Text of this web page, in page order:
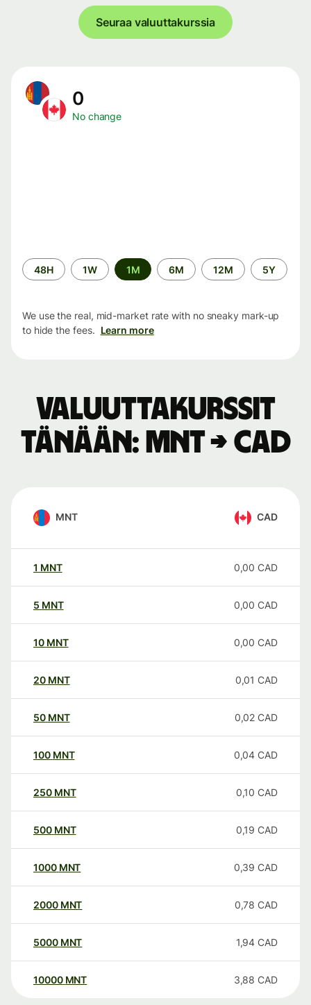
Seuraa valuuttakurssia
0
No change
Time
period
48H 1W 1M 6M 12M 5Y
We use the real, mid-market rate with no sneaky mark-up
to hide the fees. Learn more
Valuuttakurssit
tänään: MNT → CAD
MNT CAD
1 MNT 0,00 CAD
5 MNT 0,00 CAD
10 MNT 0,00 CAD
20 MNT 0,01 CAD
50 MNT 0,02 CAD
100 MNT 0,04 CAD
250 MNT 0,10 CAD
500 MNT 0,19 CAD
1000 MNT 0,39 CAD
2000 MNT 0,78 CAD
5000 MNT 1,94 CAD
10000 MNT 3,88 CAD